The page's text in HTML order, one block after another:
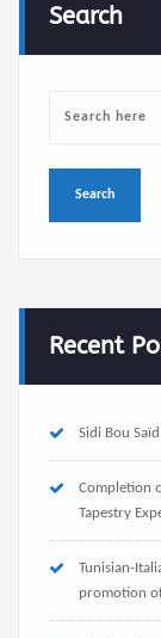
Search
Recent
Sidi Bou
Completion
Tapestry
Tunisian-
promotion